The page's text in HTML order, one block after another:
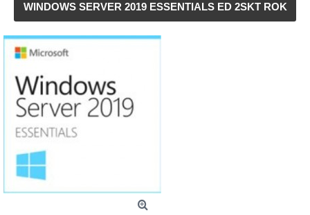
WINDOWS SERVER 2019 ESSENTIALS ED 2SKT ROK